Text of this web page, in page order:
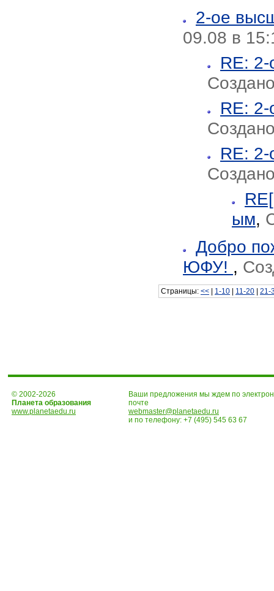
2-ое
09.08 в
RE:
RE:
RE:
ым,
Добро
ЮФУ! ,
Страницы: << 1-10 11-20 21-
© 2002-2026
Планета образования
www.planetaedu.ru
Ваши предложения мы ждем по
почте
webmaster@planetaedu.ru
и по телефону: +7 (495) 545 63 67